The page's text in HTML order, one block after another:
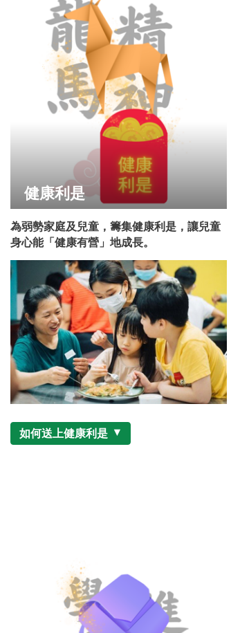
健康利是
為弱勢家庭及兒童，籌集健康利是，讓兒童
身心能「健康有營」地成長。
如何送上健康利是